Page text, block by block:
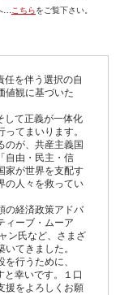
…こちらをご覧下さい。
を伴う選択の自
値観に基づいた
して正義が一体化
てまいります。
のが、共産主義国
自由・民主・信
家が世界を支配す
の人々を救ってい
の経済政策アドバ
ィーブ・ムーア
ン氏など、さまざ
てきました。
行うために、
幸いです。１口
援をよろしくお願